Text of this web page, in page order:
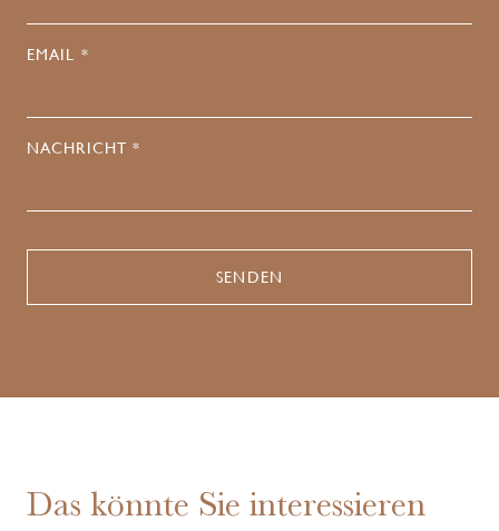
EMAIL *
NACHRICHT *
Das könnte Sie interessieren